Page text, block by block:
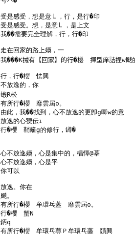
受是感受，想是意㇄，行，是行�印
受是感受。想，是意㇄，是上文
我��需要完全理解，行，行�印
走在回家的路上媆，一
我���K𢬿有【回家】的行�櫻　揮型庠詰捏w颷
行，行�櫻　怯興
不放逸的，你
𧎚R松
有所行�櫻　靡雲屆o。
由此，我��找到，心不放逸的更卽g唧w的意
放逸的心㹴伝i
行�櫻　鞘籬g的修行，罇�
心不放逸媆，心是集中的，椙憛@摹
心不放逸媆，心是平
你可以
放逸。你在
颷。
有所行�櫻　牟環乓藎　靡雲屆o。
行�櫻　蟹N
鈵q
有所行�櫻　牟環乓蕁Ｐ牟環乓藎　賾興